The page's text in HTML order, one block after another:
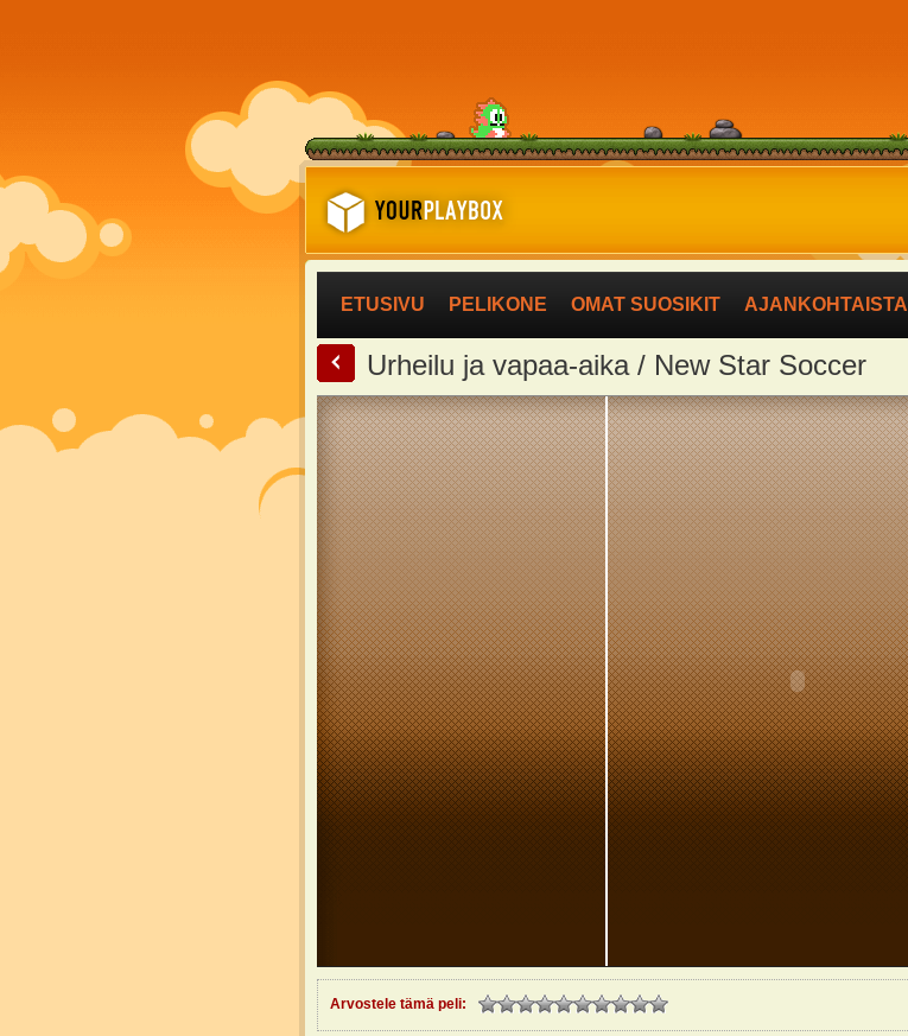
ETUSIVU PELIKONE OMAT SUOSIKIT AJANKOHTAISTA
< Urheilu ja vapaa-aika / New Star Soccer
Arvostele tämä peli: